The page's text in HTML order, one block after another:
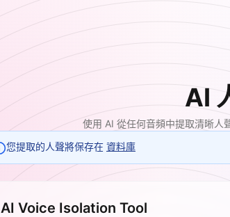
AI
使用 AI 從任何音頻中提取清晰人
您提取的人聲將保存在 資料庫
AI Voice Isolation Tool